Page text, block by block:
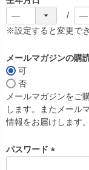
※設定すると変更で
メールマガジンの購
可
否
メールマガジンをご
します。またメール
情報をお届けします。
パスワード